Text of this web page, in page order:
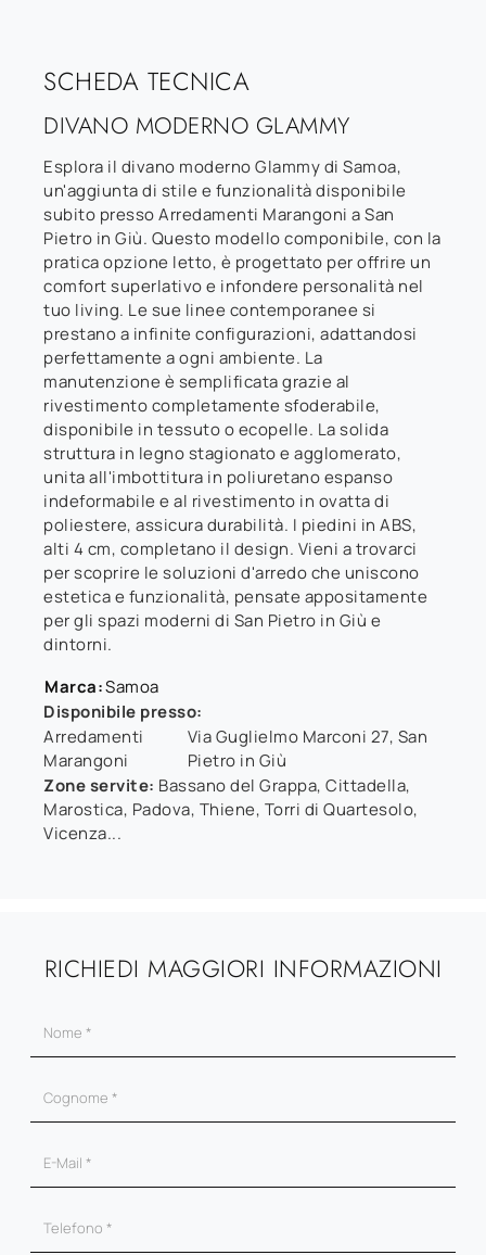
SCHEDA TECNICA
DIVANO MODERNO GLAMMY
Esplora il divano moderno Glammy di Samoa,
un'aggiunta di stile e funzionalità disponibile
subito presso Arredamenti Marangoni a San
Pietro in Giù. Questo modello componibile, con la
pratica opzione letto, è progettato per offrire un
comfort superlativo e infondere personalità nel
tuo living. Le sue linee contemporanee si
prestano a infinite configurazioni, adattandosi
perfettamente a ogni ambiente. La
manutenzione è semplificata grazie al
rivestimento completamente sfoderabile,
disponibile in tessuto o ecopelle. La solida
struttura in legno stagionato e agglomerato,
unita all'imbottitura in poliuretano espanso
indeformabile e al rivestimento in ovatta di
poliestere, assicura durabilità. I piedini in ABS,
alti 4 cm, completano il design. Vieni a trovarci
per scoprire le soluzioni d'arredo che uniscono
estetica e funzionalità, pensate appositamente
per gli spazi moderni di San Pietro in Giù e
dintorni.
Marca:Samoa
Disponibile presso:
Arredamenti
Marangoni
Via Guglielmo Marconi 27, San
Pietro in Giù
Zone servite: Bassano del Grappa, Cittadella,
Marostica, Padova, Thiene, Torri di Quartesolo,
Vicenza...
RICHIEDI MAGGIORI INFORMAZIONI